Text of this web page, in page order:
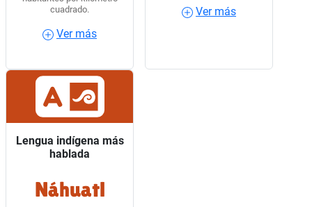
cuadrado.
Ver más
Ver más
Lengua indígena más
hablada
Náhuatl
Lengua indígena más
hablada
3 de cada 10 hablantes
de lengua indígena